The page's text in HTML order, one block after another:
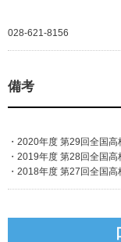
028-621-8156
備考
・2020年度 第29回全国
・2019年度 第28回全国
・2018年度 第27回全国